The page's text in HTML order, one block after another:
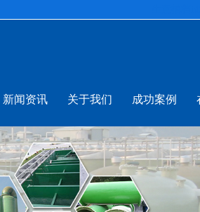
新闻资讯 关于我们 成功案例